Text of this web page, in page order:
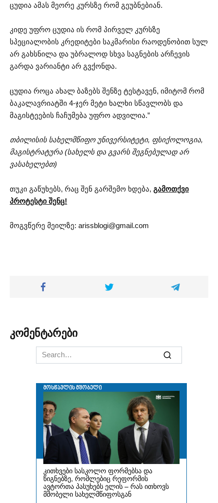
ცუდია ამას მეორე კურსზე რომ გეუბნებიან.
კიდე უფრო ცუდია ის რომ პირველ კურსზე
სპეციალობის კრედიტები საკმარისი რაოდენობით სულ
არ გახსნილა და უბრალოდ სხვა საგნების არჩევის
გარდა ვარიანტი არ გვქონდა.
ცუდია როცა ახალ ბაზებს შენზე ტესტავენ, იმიტომ რომ
ბაკალავრიატში 4-ჯერ მეტი ხალხი სწავლობს და
მაგისტეების ჩაჩუმება უფრო ადვილია.”
თბილისის სახელმწიფო უნივერსიტეტი, ფსიქოლოგია,
მაგისტრატურა (სახელს და გვარს შეგნებულად არ
ვასახელებთ)
თუკი გაწუხებს, რაც შენ გარშემო ხდება, გამოთქვი
პროტესტი შენც!
მოგვწერე მეილზე: arissblogi@gmail.com
კომენტარები
Search
for: